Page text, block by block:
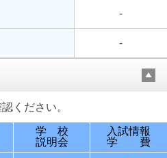
-
-
ください。
学 校
説明会
入試情報
学 費